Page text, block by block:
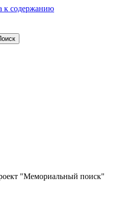
к содержанию
"Мемориальный поиск"